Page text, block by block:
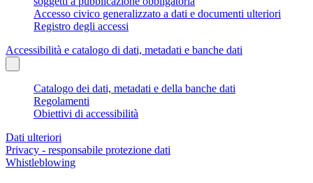
Accesso civico generalizzato a dati e documenti ulteriori
Registro degli accessi
Accessibilità e catalogo di dati, metadati e banche dati
Catalogo dei dati, metadati e della banche dati
Regolamenti
Obiettivi di accessibilità
Dati ulteriori
Privacy - responsabile protezione dati
Whistleblowing